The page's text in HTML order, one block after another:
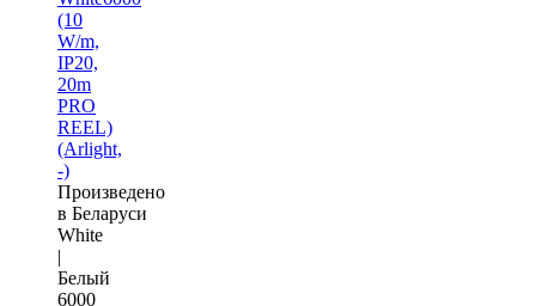
(10
W/m,
IP20,
20m
PRO
REEL)
(Arlight,
-)
Произведено
в Беларуси
White
|
Белый
6000